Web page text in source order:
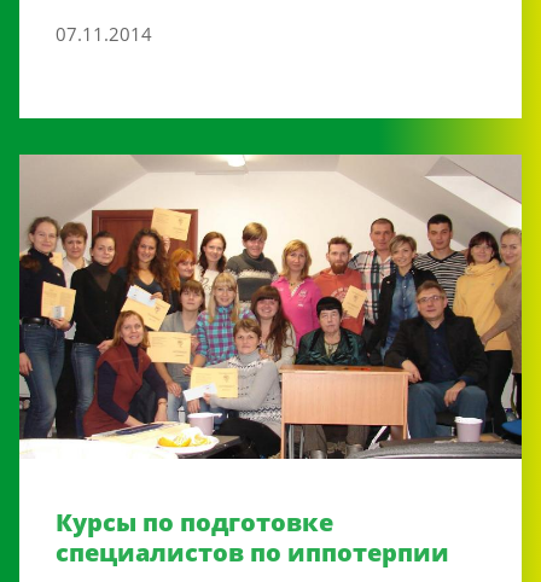
07.11.2014
Курсы по подготовке
специалистов по иппотерпии